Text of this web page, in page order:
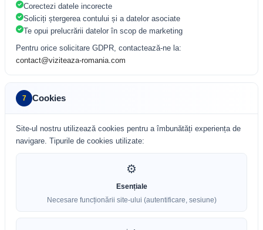
Corectezi datele incorecte
Soliciți ștergerea contului și a datelor asociate
Te opui prelucrării datelor în scop de marketing
Pentru orice solicitare GDPR, contactează-ne la:
contact@viziteaza-romania.com
7 Cookies
Site-ul nostru utilizează cookies pentru a îmbunătăți experiența de
navigare. Tipurile de cookies utilizate:
⚙️
Esențiale
Necesare funcționării site-ului (autentificare, sesiune)